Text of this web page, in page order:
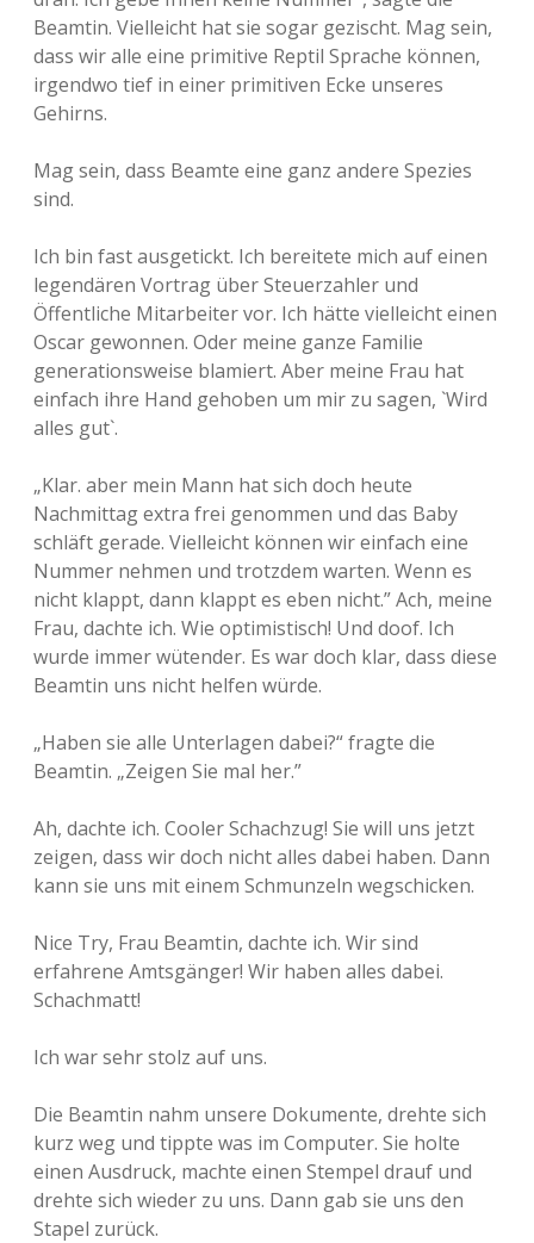
Beamtin. Vielleicht hat sie sogar gezischt. Mag sein,
dass wir alle eine primitive Reptil Sprache können,
irgendwo tief in einer primitiven Ecke unseres
Gehirns.
Mag sein, dass Beamte eine ganz andere Spezies
sind.
Ich bin fast ausgetickt. Ich bereitete mich auf einen
legendären Vortrag über Steuerzahler und
Öffentliche Mitarbeiter vor. Ich hätte vielleicht einen
Oscar gewonnen. Oder meine ganze Familie
generationsweise blamiert. Aber meine Frau hat
einfach ihre Hand gehoben um mir zu sagen, `Wird
alles gut`.
„Klar. aber mein Mann hat sich doch heute
Nachmittag extra frei genommen und das Baby
schläft gerade. Vielleicht können wir einfach eine
Nummer nehmen und trotzdem warten. Wenn es
nicht klappt, dann klappt es eben nicht.” Ach, meine
Frau, dachte ich. Wie optimistisch! Und doof. Ich
wurde immer wütender. Es war doch klar, dass diese
Beamtin uns nicht helfen würde.
„Haben sie alle Unterlagen dabei?“ fragte die
Beamtin. „Zeigen Sie mal her.”
Ah, dachte ich. Cooler Schachzug! Sie will uns jetzt
zeigen, dass wir doch nicht alles dabei haben. Dann
kann sie uns mit einem Schmunzeln wegschicken.
Nice Try, Frau Beamtin, dachte ich. Wir sind
erfahrene Amtsgänger! Wir haben alles dabei.
Schachmatt!
Ich war sehr stolz auf uns.
Die Beamtin nahm unsere Dokumente, drehte sich
kurz weg und tippte was im Computer. Sie holte
einen Ausdruck, machte einen Stempel drauf und
drehte sich wieder zu uns. Dann gab sie uns den
Stapel zurück.